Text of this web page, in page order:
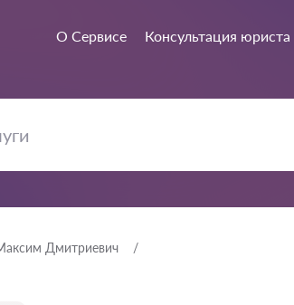
О Сервисе Консультация
Дмитриевич